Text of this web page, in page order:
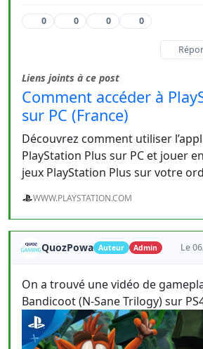
0 0 0 0
Liens joints à ce post
Comment accéder à
sur PC (France)
Découvrez comment utiliser
PlayStation Plus sur PC et jouer
jeux PlayStation Plus sur votre
WWW.PLAYSTATION.COM
QuozPowa Auteur Admin Le
On a trouvé une vidéo de
Bandicoot (N-Sane Trilogy) sur